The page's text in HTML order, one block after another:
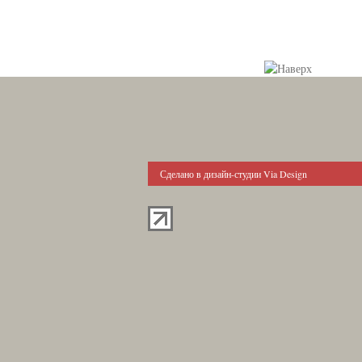
Сделано в дизайн-студии Via Design